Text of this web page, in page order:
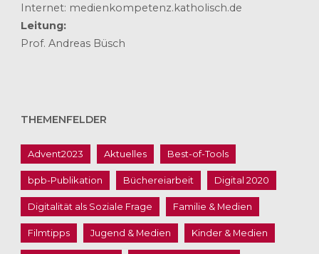
Internet: medienkompetenz.katholisch.de
Leitung:
Prof. Andreas Büsch
THEMENFELDER
Advent2023 Aktuelles Best-of-Tools
bpb-Publikation Büchereiarbeit Digital 2020
Digitalität als Soziale Frage Familie & Medien
Filmtipps Jugend & Medien Kinder & Medien